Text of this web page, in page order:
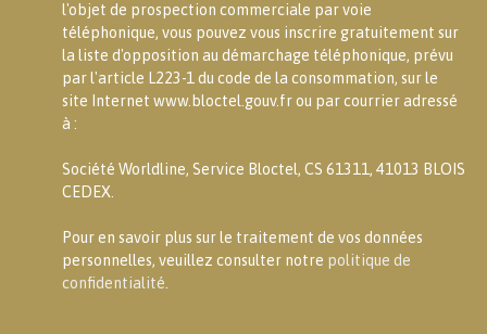
l'objet de prospection commerciale par voie
téléphonique, vous pouvez vous inscrire gratuitement sur
la liste d'opposition au démarchage téléphonique, prévu
par l'article L223-1 du code de la consommation, sur le
site Internet www.bloctel.gouv.fr ou par courrier adressé
à :
Société Worldline, Service Bloctel, CS 61311, 41013 BLOIS
CEDEX.
Pour en savoir plus sur le traitement de vos données
personnelles, veuillez consulter notre politique de
confidentialité.